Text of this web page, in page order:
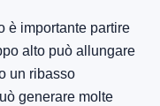
è importante partire
alto può allungare
un ribasso
generare molte